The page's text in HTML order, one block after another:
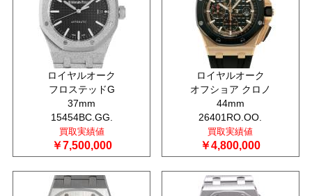
ロイヤルオーク
フロステッドG
37mm
15454BC.GG.
買取実績値
￥7,500,000
ロイヤルオーク
オフショア クロノ
44mm
26401RO.OO.
買取実績値
￥4,800,000